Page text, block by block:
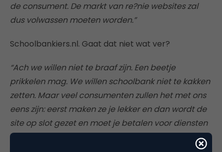
de consument. De markt van re?nie websites zal
dus volwassen moeten worden.”
Schoolbankiers.nl. Gaat dat niet wat ver?
“Ach we willen niet te braaf zijn. Een beetje
prikkelen mag. We willen schoolbank niet te kakken
zetten. Maar veel consumenten zullen het met ons
eens zijn: eerst maken ze je lekker en dan wordt de
site op slot gezet en moet je betalen voor diensten
die eerst gratis waren. Het woordgrapje